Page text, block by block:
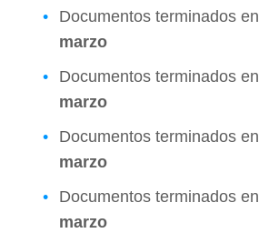
Documentos terminados en
marzo
Documentos terminados en
marzo
Documentos terminados en
marzo
Documentos terminados en
marzo